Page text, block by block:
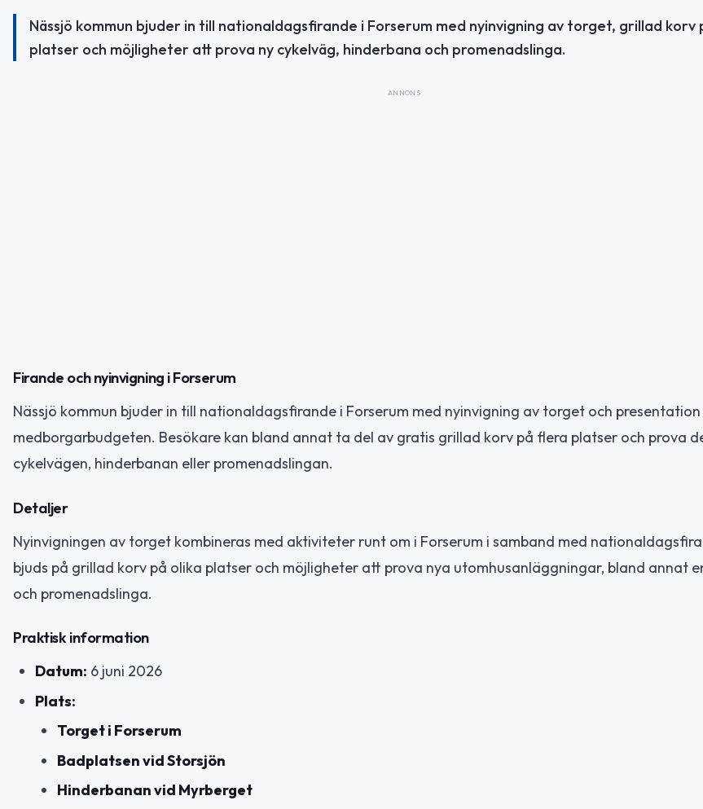
Nässjö kommun bjuder in till nationaldagsfirande i Forserum med nyinvigning av torget, grillad korv
platser och möjligheter att prova ny cykelväg, hinderbana och promenadslinga.
ANNONS
Firande och nyinvigning i Forserum
Nässjö kommun bjuder in till nationaldagsfirande i Forserum med nyinvigning av torget och
medborgarbudgeten. Besökare kan bland annat ta del av gratis grillad korv på flera platser och prova
cykelvägen, hinderbanan eller promenadslingan.
Detaljer
Nyinvigningen av torget kombineras med aktiviteter runt om i Forserum i samband med
bjuds på grillad korv på olika platser och möjligheter att prova nya utomhusanläggningar, bland annat
och promenadslinga.
Praktisk information
Datum: 6 juni 2026
Plats:
Torget i Forserum
Badplatsen vid Storsjön
Hinderbanan vid Myrberget